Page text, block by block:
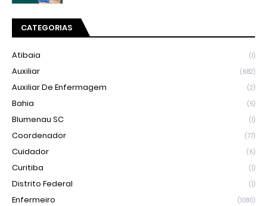
CATEGORIAS
Atibaia (1)
Auxiliar (682)
Auxiliar De Enfermagem (2)
Bahia (5)
Blumenau SC (1)
Coordenador (77)
Cuidador (6)
Curitiba (1)
Distrito Federal (1)
Enfermeiro (1080)